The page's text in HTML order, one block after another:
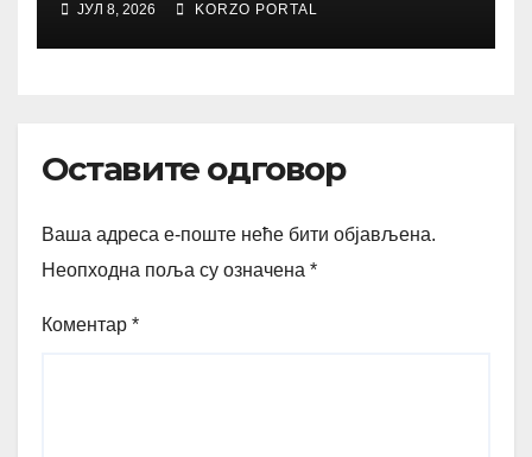
ЈУЛ 8, 2026 KORZO PORTAL
Оставите одговор
Ваша адреса е-поште неће бити објављена.
Неопходна поља су означена *
Коментар *